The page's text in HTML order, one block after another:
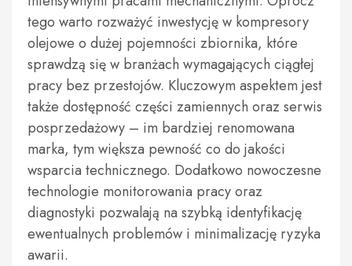
tego warto rozważyć inwestycję w kompresory
olejowe o dużej pojemności zbiornika, które
sprawdzą się w branżach wymagających ciągłej
pracy bez przestojów. Kluczowym aspektem jest
także dostępność części zamiennych oraz serwis
posprzedażowy – im bardziej renomowana
marka, tym większa pewność co do jakości
wsparcia technicznego. Dodatkowo nowoczesne
technologie monitorowania pracy oraz
diagnostyki pozwalają na szybką identyfikację
ewentualnych problemów i minimalizację ryzyka
awarii.